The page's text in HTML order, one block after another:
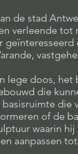
de stad
verleende
lege doos,
die
of de
waarin
aanpassen